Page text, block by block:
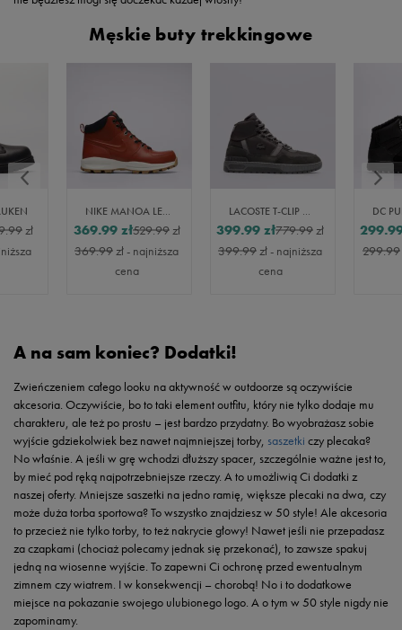
Męskie buty trekkingowe
zł
NIKE MANOA LEATHER SE
529.99zł
369.99 zł
369.99zł- najniższa
cena
LACOSTE T-CLIP WNTR MID 222 2
779.99zł
399.99 zł
399.99zł- najniższa
cena
299.99
A na sam koniec? Dodatki!
Zwieńczeniem całego looku na aktywność w outdoorze są oczywiście
akcesoria. Oczywiście, bo to taki element outfitu, który nie tylko dodaje mu
charakteru, ale też po prostu – jest bardzo przydatny. Bo wyobrażasz sobie
wyjście gdziekolwiek bez nawet najmniejszej torby, saszetki czy plecaka?
No właśnie. A jeśli w grę wchodzi dłuższy spacer, szczególnie ważne jest to,
by mieć pod ręką najpotrzebniejsze rzeczy. A to umożliwią Ci dodatki z
naszej oferty. Mniejsze saszetki na jedno ramię, większe plecaki na dwa, czy
może duża torba sportowa? To wszystko znajdziesz w 50 style! Ale akcesoria
to przecież nie tylko torby, to też nakrycie głowy! Nawet jeśli nie przepadasz
za czapkami (chociaż polecamy jednak się przekonać), to zawsze spakuj
jedną na wiosenne wyjście. To zapewni Ci ochronę przed ewentualnym
zimnem czy wiatrem. I w konsekwencji – chorobą! No i to dodatkowe
miejsce na pokazanie swojego ulubionego logo. A o tym w 50 style nigdy nie
zapominamy.